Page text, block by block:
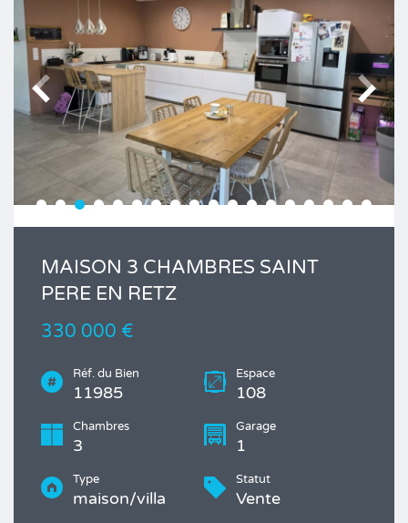
MAISON 3 CHAMBRES SAINT
PERE EN RETZ
330 000 €
Réf. du Bien
11985
Espace
108
Chambres
3
Garage
1
Type
maison/villa
Statut
Vente